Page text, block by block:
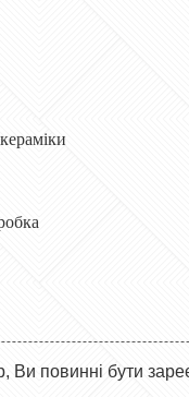
Ви повинні бути